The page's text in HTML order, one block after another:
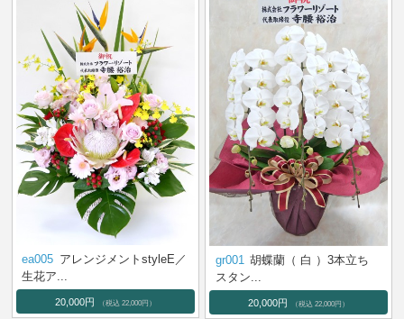
ea005 アレンジメントstyleE／
生花ア...
20,000円 （税込 22,000円）
gr001 胡蝶蘭（ 白 ）3本立ち
スタン...
20,000円 （税込 22,000円）